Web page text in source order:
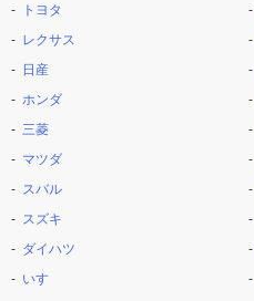
トヨタ
レクサス
日産
ホンダ
三菱
マツダ
スバル
スズキ
ダイハツ
いすゞ